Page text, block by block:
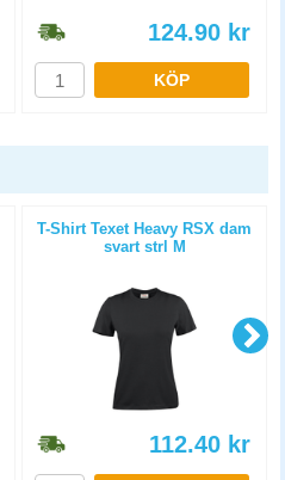
124.90 kr
KÖP
T-Shirt Texet Heavy RSX dam
svart strl M
112.40 kr